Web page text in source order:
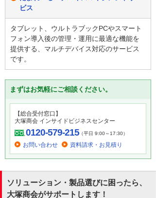
ビス
タブレット、ウルトラブックPCやスマート
フォン導入後の管理・運用に最適な機能を
提供する、マルチデバイス対応のサービス
です。
まずはお気軽にご相談ください。
【総合受付窓口】
大塚商会 インサイドビジネスセンター
0120-579-215（平日 9:00～17:30）
お問い合わせ 資料請求・お見積り
ソリューション・製品選びに困ったら、
大塚商会がサポートします！